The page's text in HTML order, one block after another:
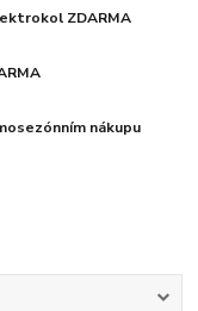
ZDARMA
nákupu